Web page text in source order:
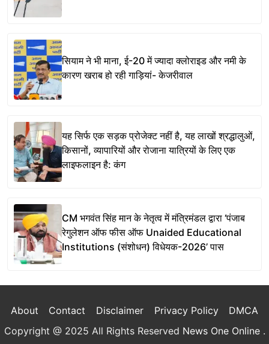
सियाम ने भी माना, ई-20 में ज्यादा क्लोराइड और नमी के
कारण खराब हो रही गाड़ियां- केजरीवाल
यह सिर्फ एक सड़क प्रोजेक्ट नहीं है, यह लाखों श्रद्धालुओं,
किसानों, व्यापारियों और रोजाना यात्रियों के लिए एक
लाइफलाइन है: कंग
CM भगवंत सिंह मान के नेतृत्व में मंत्रिमंडल द्वारा ‘पंजाब
रेगुलेशन ऑफ फीस ऑफ Unaided Educational
Institutions (संशोधन) विधेयक-2026’ पास
About Contact Disclaimer Privacy Policy
DMCA
Copyright @ 2025 All Rights Reserved News One Online .